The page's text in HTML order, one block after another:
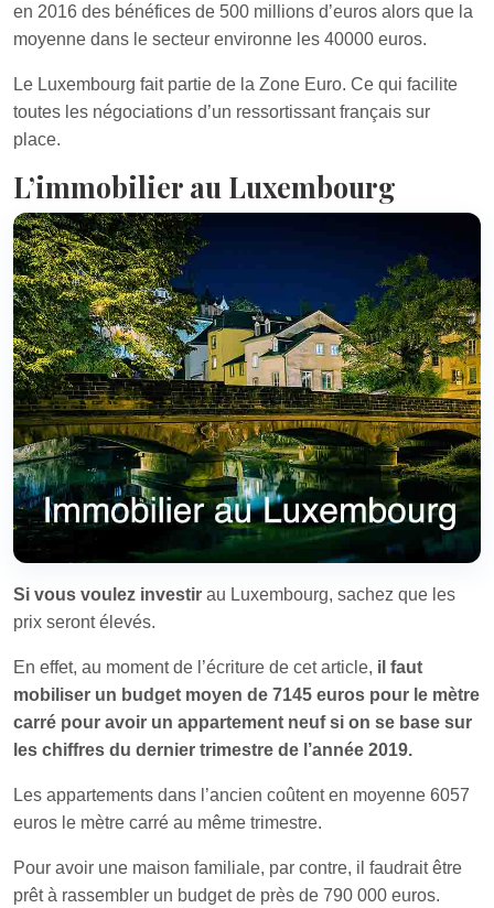
en 2016 des bénéfices de 500 millions d’euros alors que la
moyenne dans le secteur environne les 40000 euros.
Le Luxembourg fait partie de la Zone Euro. Ce qui facilite
toutes les négociations d’un ressortissant français sur
place.
L’immobilier au Luxembourg
Si vous voulez investir au Luxembourg, sachez que les
prix seront élevés.
En effet, au moment de l’écriture de cet article, il faut
mobiliser un budget moyen de 7145 euros pour le mètre
carré pour avoir un appartement neuf si on se base sur
les chiffres du dernier trimestre de l’année 2019.
Les appartements dans l’ancien coûtent en moyenne 6057
euros le mètre carré au même trimestre.
Pour avoir une maison familiale, par contre, il faudrait être
prêt à rassembler un budget de près de 790 000 euros.